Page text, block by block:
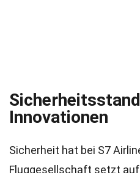
Innovationen
Sicherheit hat bei S7
Fluggesellschaft setzt